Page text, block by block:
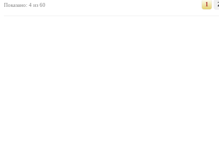
Показано: 4 из 60 1